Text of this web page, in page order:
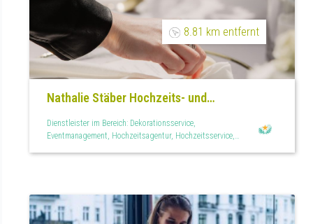
8.81 km entfernt
Nathalie Stäber Hochzeits- und
Eventplanung
Dienstleister im Bereich: Dekorationsservice,
Eventmanagement, Hochzeitsagentur, Hochzeitsservice,